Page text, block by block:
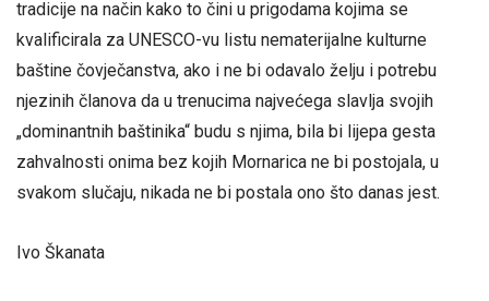
tradicije na način kako to čini u prigodama kojima se
kvalificirala za UNESCO-vu listu nematerijalne kulturne
baštine čovječanstva, ako i ne bi odavalo želju i potrebu
njezinih članova da u trenucima najvećega slavlja svojih
„dominantnih baštinika“ budu s njima, bila bi lijepa gesta
zahvalnosti onima bez kojih Mornarica ne bi postojala, u
svakom slučaju, nikada ne bi postala ono što danas jest.
Ivo Škanata